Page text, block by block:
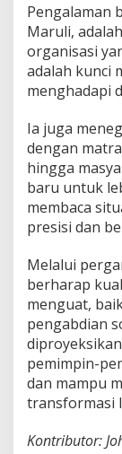
Pengalaman
Maruli,
organisasi
adalah kunci
menghadapi
Ia juga
dengan
hingga
baru untuk
membaca
presisi dan
Melalui
berharap
menguat,
pengabdian
pemimpin-
dan mampu
transformasi
Kontributor: